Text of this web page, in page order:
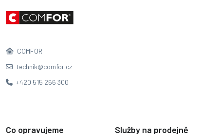
COMFOR
technik@comfor.cz
+420 515 266 300
Co opravujeme Služby na prodejně